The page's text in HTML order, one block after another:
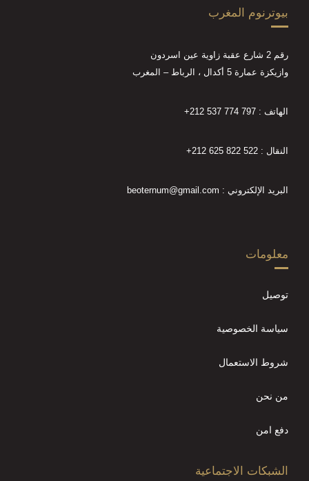
بيوترنوم المغرب
رقم 2 شارع عقبة زاوية عين اسردون
وازيكزة عمارة 5 أكدال ، الرباط – المغرب
الهاتف : +212 537 774 797
النقال : +212 625 822 522
البريد الإلكتروني : beoternum@gmail.com
معلومات
توصيل
سياسة الخصوصية
شروط الاستعمال
من نحن
دفع امن
الشبكات الاجتماعية